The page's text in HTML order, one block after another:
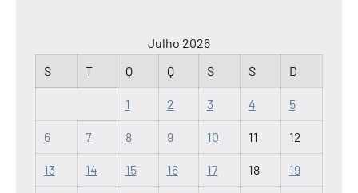
Julho 2026
S
T Q Q S S D
1 2 3 4 5
6 7 8 9 10 11 12
13 14 15 16 17 18 19